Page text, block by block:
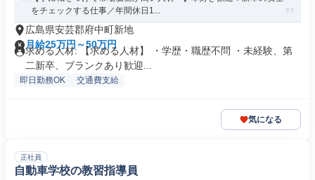
をチェックする仕事／年間休日1...
広島県安芸郡府中町新地
月給25万円～50万円
求める人材: 【求める人材】 ・学歴・職歴不問 ・未経験、第
二新卒、ブランクあり歓迎...
即日勤務OK 交通費支給
気になる
正社員
自動車学校の教習指導員